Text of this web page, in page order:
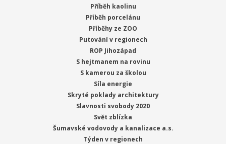
Příběh kaolinu
Příběh porcelánu
Příběhy ze ZOO
Putování v regionech
ROP Jihozápad
S hejtmanem na rovinu
S kamerou za školou
Síla energie
Skryté poklady architektury
Slavnosti svobody 2020
Svět zblízka
Šumavské vodovody a kanalizace a.s.
Týden v regionech